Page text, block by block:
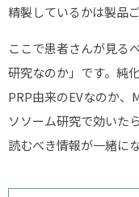
精製しているかは製品
ここで患者さんが見る
研究なのか」です。純
PRP由来のEVなのか、
ソソーム研究で効いた
読むべき情報が一緒に